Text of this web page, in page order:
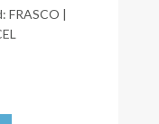
FRASCO |